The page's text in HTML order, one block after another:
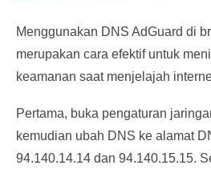
Menggunakan DNS AdGuard di
merupakan cara efektif untuk
keamanan saat menjelajah
Pertama, buka pengaturan
kemudian ubah DNS ke alamat
94.140.14.14 dan 94.140.15.15.